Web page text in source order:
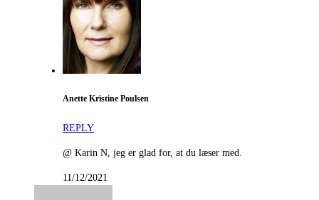
Anette Kristine Poulsen
REPLY
@ Karin N, jeg er glad for, at du læser med.
11/12/2021